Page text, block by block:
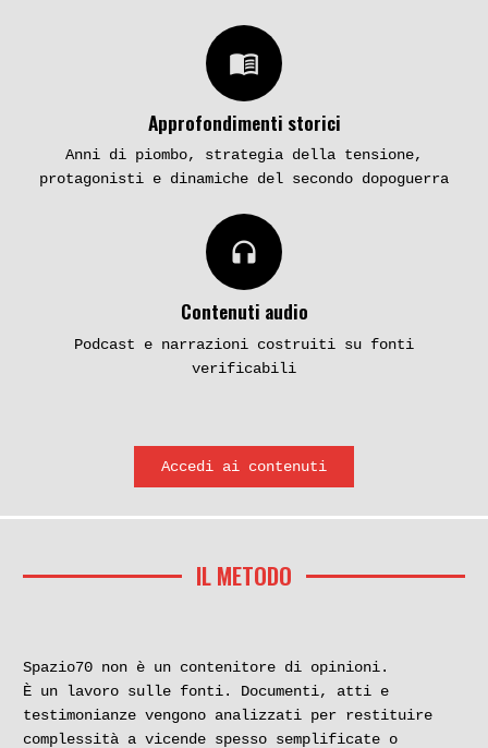
mostro di Firenze
Ben due interpellanze parlamentari
menu_book
Approfondimenti storici
Anni di piombo, strategia della tensione,
protagonisti e dinamiche del secondo dopoguerra
headphones
Contenuti audio
Podcast e narrazioni costruiti su fonti
verificabili
Accedi ai contenuti
IL METODO
Spazio70 non è un contenitore di opinioni.
È un lavoro sulle fonti. Documenti, atti e
testimonianze vengono analizzati per restituire
complessità a vicende spesso semplificate o